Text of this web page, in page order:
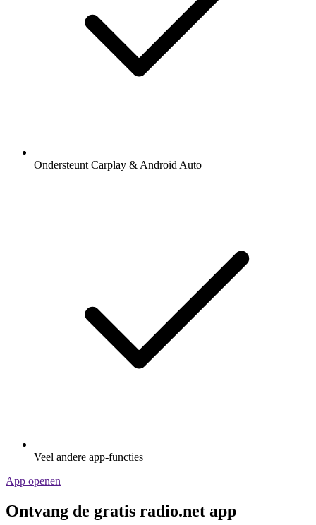
Ondersteunt Carplay & Android Auto
Veel andere app-functies
App openen
Ontvang de gratis radio.net app